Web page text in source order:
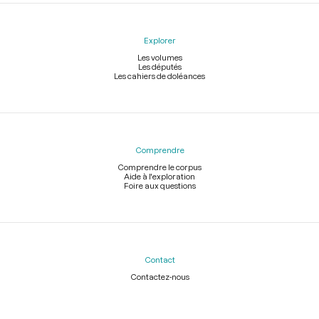
Explorer
Les volumes
Les députés
Les cahiers de doléances
Comprendre
Comprendre le corpus
Aide à l'exploration
Foire aux questions
Contact
Contactez-nous